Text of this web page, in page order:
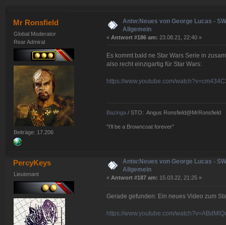
Mr Ronsfield
Global Moderator
Rear Admiral
Beiträge: 17.206
Antw:Neues von George Lucas -
Allgemein
« Antwort #186 am: 23.08.21, 22:40 »
Es kommt bald ne Star Wars Serie in
also recht einzigartig für Star Wars:
https://www.youtube.com/
Bazinga/ STO: Angus Ronsfield@MrRonsfield
"I'll be a Browncoat forever"
PercyKeys
Lieutenant
Antw:Neues von George Lucas -
Allgemein
« Antwort #187 am: 15.03.22, 21:25 »
Gerade gefunden: Ein neues Video zum
https://www.youtube.com/